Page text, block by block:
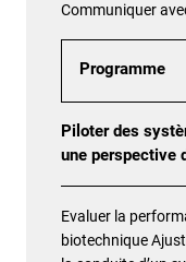
Communiquer
Programme
Piloter des
une perspective
Evaluer la
biotechnique